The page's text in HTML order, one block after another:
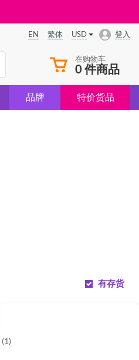
EN 繁体 USD 登入
在购物车
0 件商品
品牌 特价货品
有存货
(1)